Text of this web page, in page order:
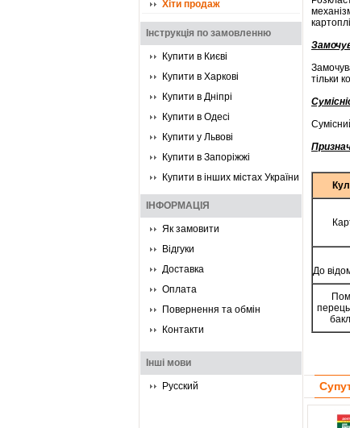
Хіти продаж
Інструкція по замовленню
Купити в Києві
Купити в Харкові
Купити в Дніпрі
Купити в Одесі
Купити у Львові
Купити в Запоріжжі
Купити в інших містах України
ІНФОРМАЦІЯ
Як замовити
Відгуки
Доставка
Оплата
Повернення та обмін
Контакти
Інші мови
Русский
тільки
До